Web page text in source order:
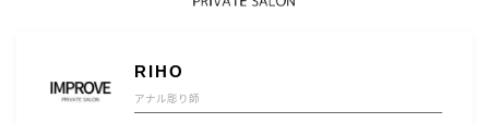
RIHO
アナル彫り師